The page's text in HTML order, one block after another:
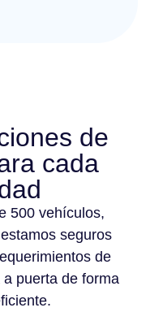
de
cada
500 vehículos,
seguros
de
puerta de forma